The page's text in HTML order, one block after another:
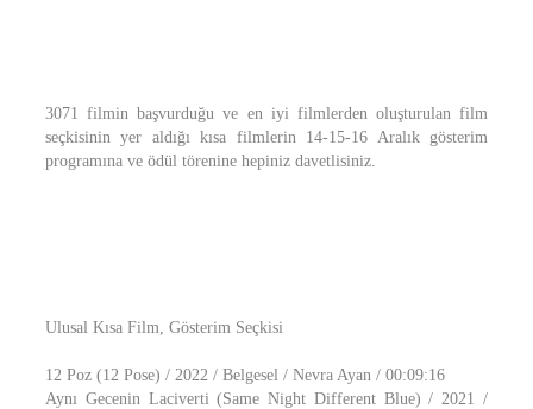
3071 filmin başvurduğu ve en iyi filmlerden oluşturulan film
seçkisinin yer aldığı kısa filmlerin 14-15-16 Aralık gösterim
programına ve ödül törenine hepiniz davetlisiniz.
Ulusal Kısa Film, Gösterim Seçkisi
12 Poz (12 Pose) / 2022 / Belgesel / Nevra Ayan / 00:09:16
Aynı Gecenin Laciverti (Same Night Different Blue) / 2021 /